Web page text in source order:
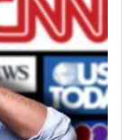
وهمية